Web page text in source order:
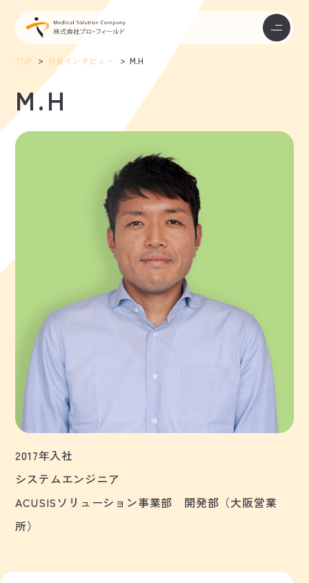
TOP 社員インタビュー M.H
M.H
2017年入社
システムエンジニア
ACUSISソリューション事業部 開発部（大阪営業
所）